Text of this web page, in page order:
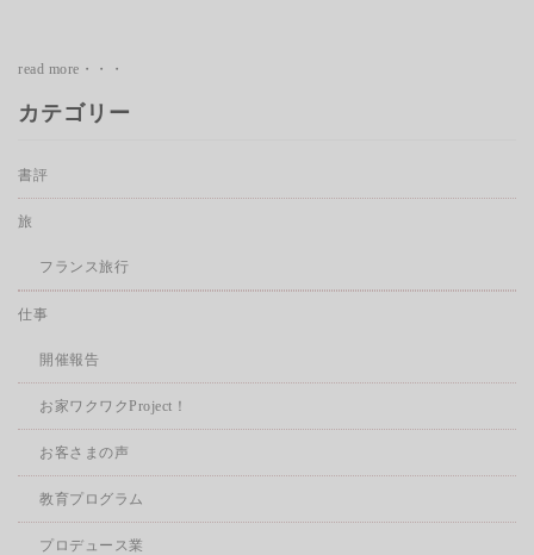
read more・・・
カテゴリー
書評
旅
フランス旅行
仕事
開催報告
お家ワクワクProject！
お客さまの声
教育プログラム
プロデュース業